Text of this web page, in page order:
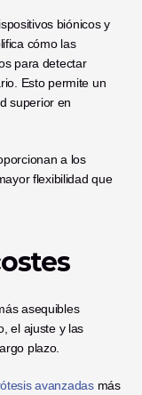
biónicos y
cómo las
para detectar
Esto permite un
superior en
a los
flexibilidad que
asequibles
el ajuste y las
plazo.
avanzadas más